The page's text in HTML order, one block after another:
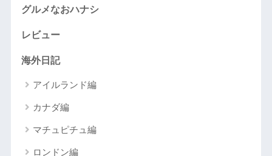
グルメなおハナシ
レビュー
海外日記
アイルランド編
カナダ編
マチュピチュ編
ロンドン編